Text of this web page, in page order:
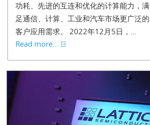
功耗、先进的互连和优化的计算能力，满
足通信、计算、工业和汽车市场更广泛的
客户应用需求。 2022年12月5日，...
Read more...